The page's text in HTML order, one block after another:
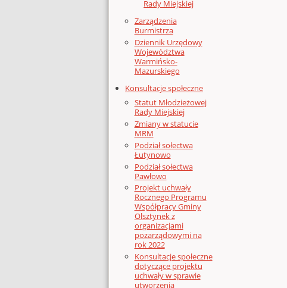
Rady Miejskiej
Zarządzenia
Burmistrza
Dziennik Urzędowy
Województwa
Warmińsko-
Mazurskiego
Konsultacje społeczne
Statut Młodzieżowej
Rady Miejskiej
Zmiany w statucie
MRM
Podział sołectwa
Łutynowo
Podział sołectwa
Pawłowo
Projekt uchwały
Rocznego Programu
Współpracy Gminy
Olsztynek z
organizacjami
pozarządowymi na
rok 2022
Konsultacje społeczne
dotyczące projektu
uchwały w sprawie
utworzenia